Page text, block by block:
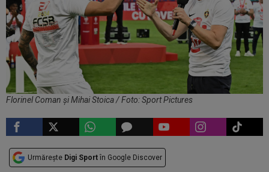
Florinel Coman și Mihai Stoica / Foto: Sport Pictures
Urmărește Digi Sport în Google Discover